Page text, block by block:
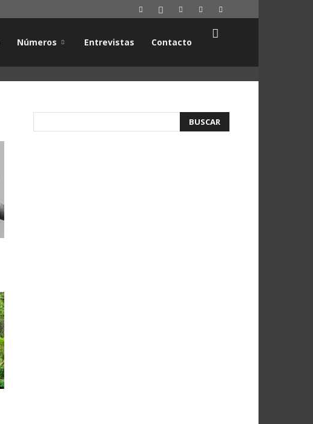
Números Entrevistas Contacto